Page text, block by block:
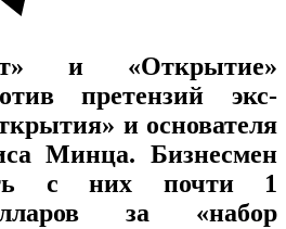
и «Открытие»
претензий экс-
и основателя
Минца. Бизнесмен
с них почти 1
за «набор